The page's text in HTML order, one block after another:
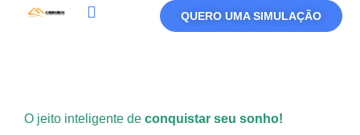
QUERO UMA SIMULAÇÃO
O jeito inteligente de conquistar seu sonho!